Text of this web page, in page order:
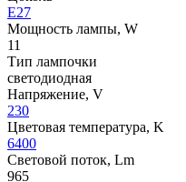
E27
Мощность лампы, W
11
Тип лампочки
светодиодная
Напряжение, V
230
Цветовая температура, K
6400
Световой поток, Lm
965